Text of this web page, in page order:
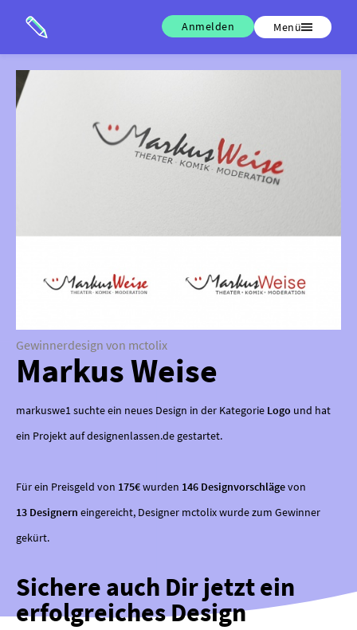
Anmelden Menü
Gewinnerdesign von mctolix
Markus Weise
markuswe1 suchte ein neues Design in der Kategorie Logo und hat
ein Projekt auf designenlassen.de gestartet.
Für ein Preisgeld von 175€wurden 146 Designvorschlägevon
13 Designern eingereicht, Designer mctolix wurde zum Gewinner
gekürt.
Sichere auch Dir jetzt ein
erfolgreiches Design